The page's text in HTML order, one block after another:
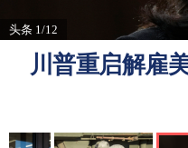
网
头条 1/12
川普重启解雇